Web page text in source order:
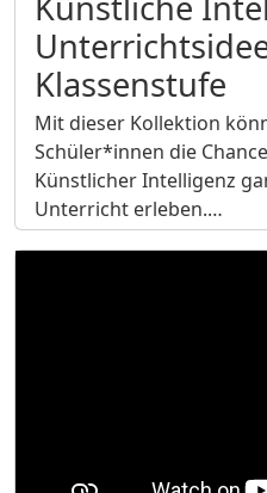
Klassenstufe
Mit dieser Kollektion
Schüler*innen die
Künstlicher Intelligenz
Unterricht erleben.…